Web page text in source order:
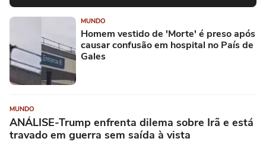
MUNDO
Homem vestido de 'Morte' é preso após
causar confusão em hospital no País de
Gales
MUNDO
ANÁLISE-Trump enfrenta dilema sobre Irã e está
travado em guerra sem saída à vista